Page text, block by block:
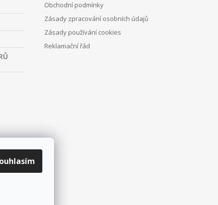
Obchodní podmínky
Zásady zpracování osobních údajů
Zásady používání cookies
Reklamační řád